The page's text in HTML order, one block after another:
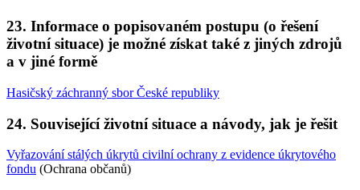
23. Informace o popisovaném postupu (o řešení
životní situace) je možné získat také z jiných zdrojů
a v jiné formě
Hasičský záchranný sbor České republiky
24. Související životní situace a návody, jak je řešit
Vyřazování stálých úkrytů civilní ochrany z evidence úkrytového
fondu (Ochrana občanů)